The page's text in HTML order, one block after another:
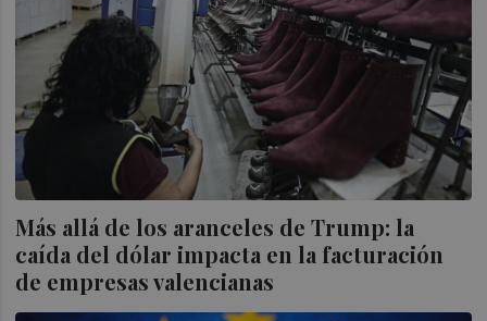
Más allá de los aranceles de Trump: la
caída del dólar impacta en la facturación
de empresas valencianas